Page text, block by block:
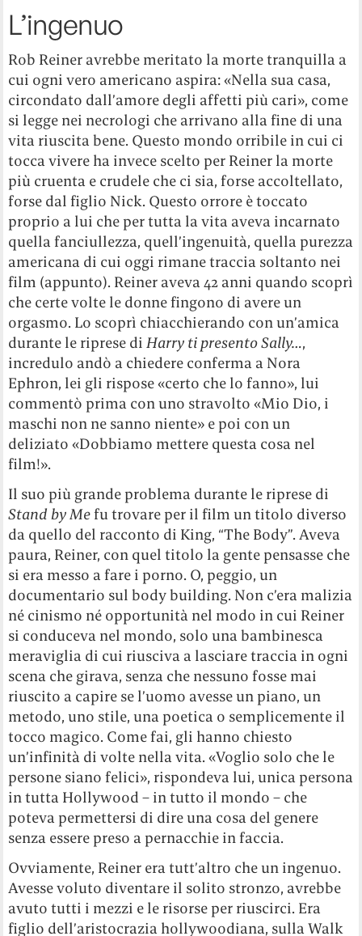
L’ingenuo
Rob Reiner avrebbe meritato la morte tranquilla a
cui ogni vero americano aspira: «Nella sua casa,
circondato dall’amore degli affetti più cari», come
si legge nei necrologi che arrivano alla fine di una
vita riuscita bene. Questo mondo orribile in cui ci
tocca vivere ha invece scelto per Reiner la morte
più cruenta e crudele che ci sia, forse accoltellato,
forse dal figlio Nick. Questo orrore è toccato
proprio a lui che per tutta la vita aveva incarnato
quella fanciullezza, quell’ingenuità, quella purezza
americana di cui oggi rimane traccia soltanto nei
film (appunto). Reiner aveva 42 anni quando scoprì
che certe volte le donne fingono di avere un
orgasmo. Lo scoprì chiacchierando con un’amica
durante le riprese diHarry ti presento Sally…,
incredulo andò a chiedere conferma a Nora
Ephron, lei gli rispose «certo che lo fanno», lui
commentò prima con uno stravolto «Mio Dio, i
maschi non ne sanno niente» e poi con un
deliziato «Dobbiamo mettere questa cosa nel
film!».
Il suo più grande problema durante le riprese di
Stand by Mefu trovare per il film un titolo diverso
da quello del racconto di King, “The Body”. Aveva
paura, Reiner, con quel titolo la gente pensasse che
si era messo a fare i porno. O, peggio, un
documentario sul body building. Non c’era malizia
né cinismo né opportunità nel modo in cui Reiner
si conduceva nel mondo, solo una bambinesca
meraviglia di cui riusciva a lasciare traccia in ogni
scena che girava, senza che nessuno fosse mai
riuscito a capire se l’uomo avesse un piano, un
metodo, uno stile, una poetica o semplicemente il
tocco magico. Come fai, gli hanno chiesto
un’infinità di volte nella vita. «Voglio solo che le
persone siano felici», rispondeva lui, unica persona
in tutta Hollywood – in tutto il mondo – che
poteva permettersi di dire una cosa del genere
senza essere preso a pernacchie in faccia.
Ovviamente, Reiner era tutt’altro che un ingenuo.
Avesse voluto diventare il solito stronzo, avrebbe
avuto tutti i mezzi e le risorse per riuscirci. Era
figlio dell’aristocrazia hollywoodiana, sulla Walk